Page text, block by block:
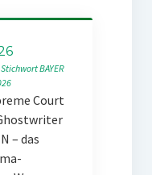
Stichwort BAYER
Court
– das